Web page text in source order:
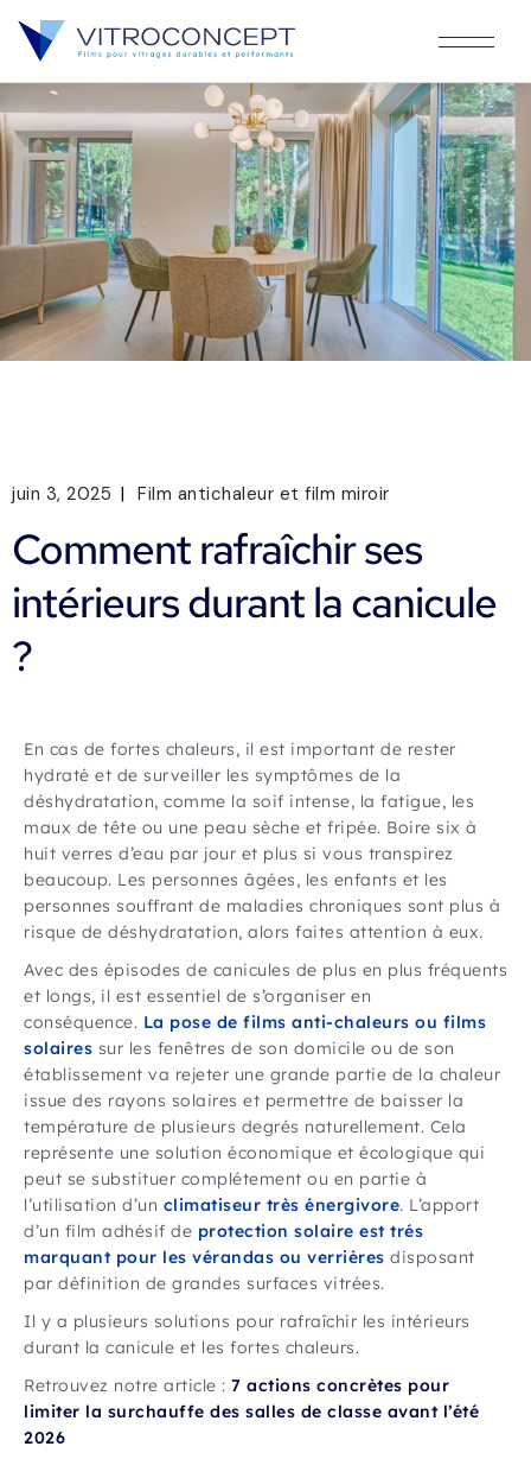
juin 3, 2025 Film antichaleur et film miroir
Comment rafraîchir ses
intérieurs durant la canicule
?
En cas de fortes chaleurs, il est important de rester
hydraté et de surveiller les symptômes de la
déshydratation, comme la soif intense, la fatigue, les
maux de tête ou une peau sèche et fripée. Boire six à
huit verres d’eau par jour et plus si vous transpirez
beaucoup. Les personnes âgées, les enfants et les
personnes souffrant de maladies chroniques sont plus à
risque de déshydratation, alors faites attention à eux.
Avec des épisodes de canicules de plus en plus fréquents
et longs, il est essentiel de s’organiser en
conséquence. La pose de films anti-chaleurs ou films
solaires sur les fenêtres de son domicile ou de son
établissement va rejeter une grande partie de la chaleur
issue des rayons solaires et permettre de baisser la
température de plusieurs degrés naturellement. Cela
représente une solution économique et écologique qui
peut se substituer complétement ou en partie à
l’utilisation d’un climatiseur très énergivore. L’apport
d’un film adhésif de protection solaire est trés
marquant pour les vérandas ou verrières disposant
par définition de grandes surfaces vitrées.
Il y a plusieurs solutions pour rafraîchir les intérieurs
durant la canicule et les fortes chaleurs.
Retrouvez notre article : 7 actions concrètes pour
limiter la surchauffe des salles de classe avant l’été
2026